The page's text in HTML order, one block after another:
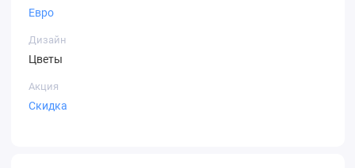
Евро
Дизайн
Цветы
Акция
Скидка